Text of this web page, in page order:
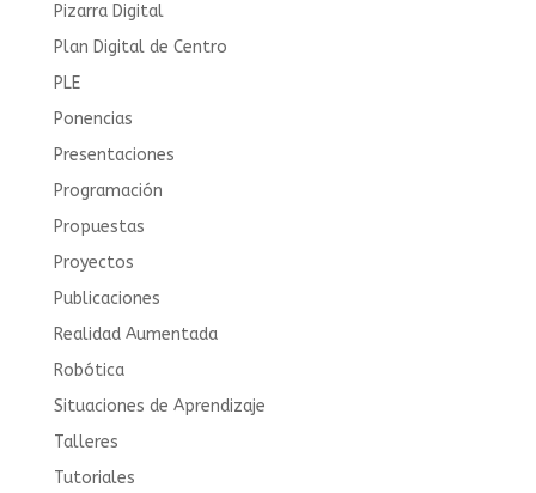
Pizarra Digital
Plan Digital de Centro
PLE
Ponencias
Presentaciones
Programación
Propuestas
Proyectos
Publicaciones
Realidad Aumentada
Robótica
Situaciones de Aprendizaje
Talleres
Tutoriales